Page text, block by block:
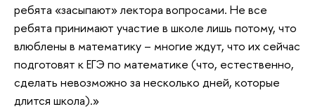
ребята «засыпают» лектора вопросами. Не все
ребята принимают участие в школе лишь потому, что
влюблены в математику – многие ждут, что их сейчас
подготовят к ЕГЭ по математике (что, естественно,
сделать невозможно за несколько дней, которые
длится школа).»